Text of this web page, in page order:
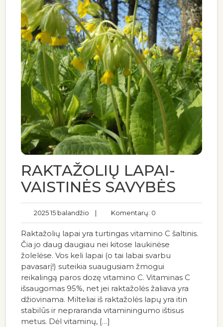
RAKTAŽOLIŲ LAPAI-
VAISTINĖS SAVYBĖS
2025 15 balandžio | Komentarų: 0
Raktažolių lapai yra turtingas vitamino C šaltinis.
Čia jo daug daugiau nei kitose laukinėse
žolelėse. Vos keli lapai (o tai labai svarbu
pavasarį!) suteikia suaugusiam žmogui
reikalingą paros dozę vitamino C. Vitaminas C
išsaugomas 95%, net jei raktažolės žaliava yra
džiovinama. Milteliai iš raktažolės lapų yra itin
stabilūs ir nepraranda vitaminingumo ištisus
metus. Dėl vitaminų, […]